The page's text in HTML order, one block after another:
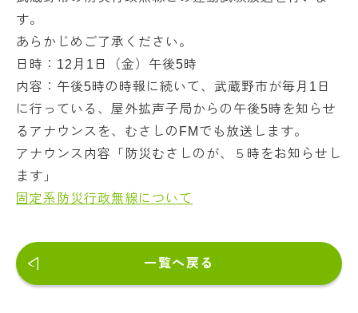
す。
あらかじめご了承ください。
日時：12月1日（金）午後5時
内容：午後5時の時報に続いて、武蔵野市が毎月1日
に行っている、屋外拡声子局からの午後5時を知らせ
るアナウンスを、むさしのFMでも放送します。
アナウンス内容「防災むさしのが、５時をお知らせし
ます」
固定系防災行政無線について
一覧へ戻る